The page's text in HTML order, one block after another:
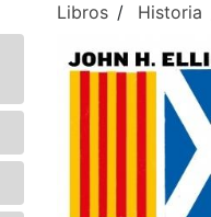
Libros Historia